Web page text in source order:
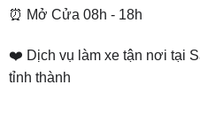
❤️ Dịch vụ làm xe tận nơi tại